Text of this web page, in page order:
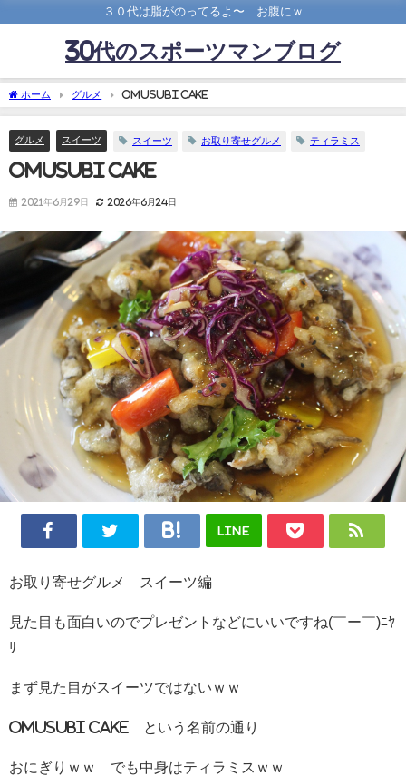
３０代は脂がのってるよ〜 お腹にｗ
30代のスポーツマンブログ
ホーム グルメ OMUSUBI Cake
グルメ スイーツ スイーツ お取り寄せグルメ ティラミス
OMUSUBI Cake
2021年6月29日 2026年6月24日
LINE
お取り寄せグルメ スイーツ編
見た目も面白いのでプレゼントなどにいいですね(￣ー￣)ﾆﾔ
ﾘ
まず見た目がスイーツではないｗｗ
OMUSUBI Cake という名前の通り
おにぎりｗｗ でも中身はティラミスｗｗ